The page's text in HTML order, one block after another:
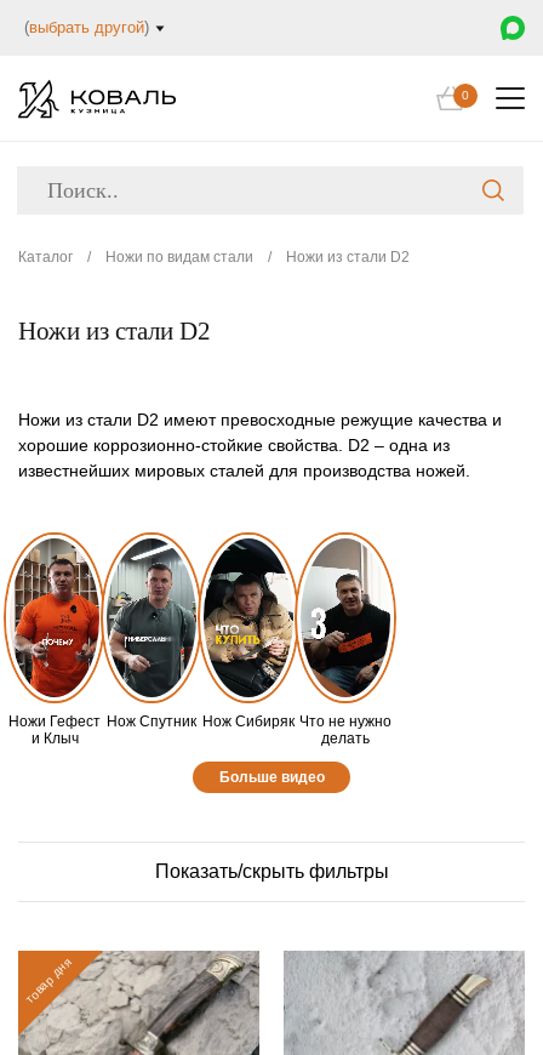
(выбрать другой)
0
Каталог / Ножи по видам стали / Ножи из стали D2
Ножи из стали D2
Ножи из стали D2 имеют превосходные режущие качества и
хорошие коррозионно-стойкие свойства. D2 – одна из
известнейших мировых сталей для производства ножей.
Ножи Гефест
и Клыч
Нож Спутник Нож Сибиряк Что не нужно
делать
Больше видео
Показать/скрыть фильтры
товар дня